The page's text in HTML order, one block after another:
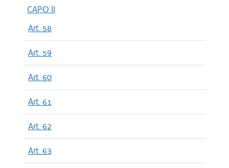
CAPO II
Art. 58
Art. 59
Art. 60
Art. 61
Art. 62
Art. 63